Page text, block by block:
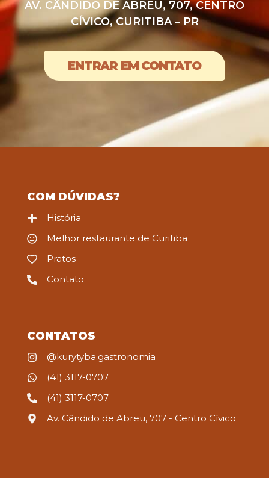
AV. CÂNDIDO DE ABREU, 707, CENTRO
CÍVICO, CURITIBA – PR
ENTRAR EM CONTATO
COM DÚVIDAS?
História
Melhor restaurante de Curitiba
Pratos
Contato
CONTATOS
@kurytyba.gastronomia
(41) 3117-0707
(41) 3117-0707
Av. Cândido de Abreu, 707 - Centro Cívico